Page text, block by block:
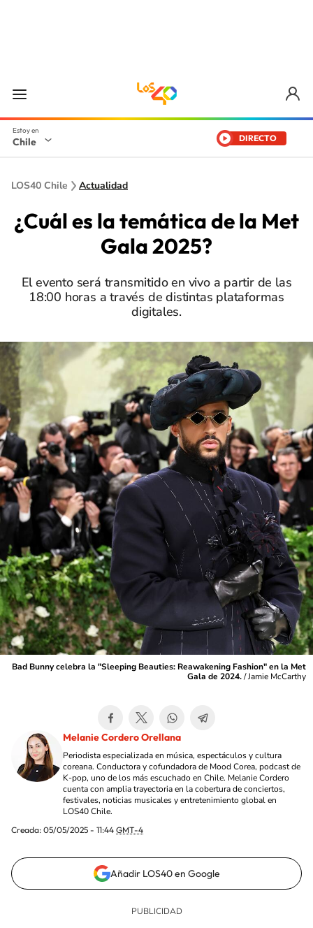
Chile DIRECTO
LOS40 Chile Actualidad
¿Cuál es la temática de la Met
Gala 2025?
El evento será transmitido en vivo a partir de las
18:00 horas a través de distintas plataformas
digitales.
Bad Bunny celebra la "Sleeping Beauties: Reawakening Fashion" en la Met
Gala de 2024./Jamie McCarthy
Melanie Cordero Orellana
Periodista especializada en música, espectáculos y cultura
coreana. Conductora y cofundadora de Mood Corea, podcast de
K-pop, uno de los más escuchado en Chile. Melanie Cordero
cuenta con amplia trayectoria en la cobertura de conciertos,
festivales, noticias musicales y entretenimiento global en
LOS40 Chile.
Creada: 05/05/2025 - 11:44 GMT-4
Añadir LOS40 en Google